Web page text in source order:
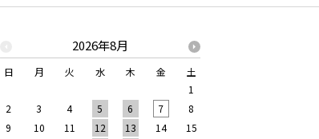
2026年8月
日 月 火 水 木 金
土
1
2
3 4 5 6 7
8
9
10 11 12 13 14
15